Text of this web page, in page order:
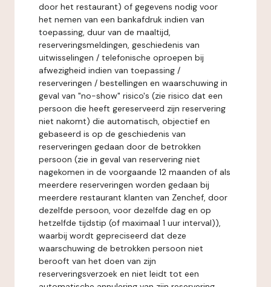
door het restaurant) of gegevens nodig voor
het nemen van een bankafdruk indien van
toepassing, duur van de maaltijd,
reserveringsmeldingen, geschiedenis van
uitwisselingen / telefonische oproepen bij
afwezigheid indien van toepassing /
reserveringen / bestellingen en waarschuwing in
geval van "no-show" risico's (zie risico dat een
persoon die heeft gereserveerd zijn reservering
niet nakomt) die automatisch, objectief en
gebaseerd is op de geschiedenis van
reserveringen gedaan door de betrokken
persoon (zie in geval van reservering niet
nagekomen in de voorgaande 12 maanden of als
meerdere reserveringen worden gedaan bij
meerdere restaurant klanten van Zenchef, door
dezelfde persoon, voor dezelfde dag en op
hetzelfde tijdstip (of maximaal 1 uur interval)),
waarbij wordt gepreciseerd dat deze
waarschuwing de betrokken persoon niet
berooft van het doen van zijn
reserveringsverzoek en niet leidt tot een